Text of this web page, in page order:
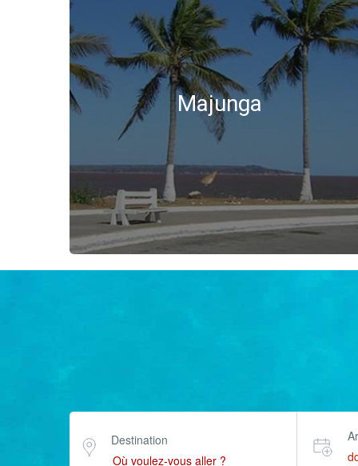
Majunga
Destination